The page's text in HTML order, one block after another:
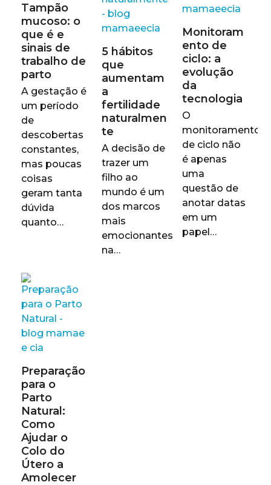
Tampão
mucoso: o
que é e
sinais de
trabalho de
parto
A gestação é
um período
de
descobertas
constantes,
mas poucas
coisas
geram tanta
dúvida
quanto…
5 hábitos
que
aumentam
a
fertilidade
naturalmen
te
A decisão de
trazer um
filho ao
mundo é um
dos marcos
mais
emocionantes
na…
Monitoram
ento de
ciclo: a
evolução
da
tecnologia
O
monitoramento
de ciclo não
é apenas
uma
questão de
anotar datas
em um
papel…
Preparação
para o
Parto
Natural:
Como
Ajudar o
Colo do
Útero a
Amolecer